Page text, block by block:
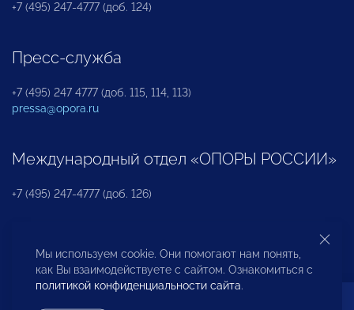
+7 (495) 247-4777 (доб. 124)
Пресс-служба
+7 (495) 247 4777 (доб. 115, 114, 113)
pressa@opora.ru
Международный отдел «ОПОРЫ РОССИИ»
+7 (495) 247-4777 (доб. 126)
Бюро по защите прав предпринимателей и
инвесторов
Мы используем cookie. Они помогают нам понять,
как Вы взаимодействуете с сайтом. Ознакомиться с
политикой конфиденциальности сайта.